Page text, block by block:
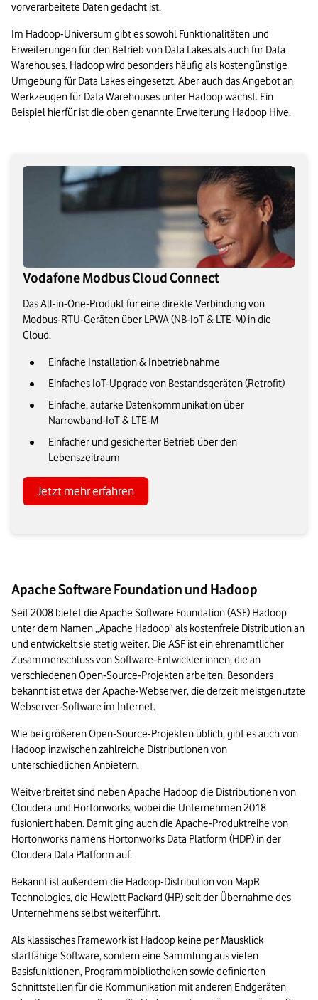
vorverarbeitete Daten gedacht ist.
Im Hadoop-Universum gibt es sowohl Funktionalitäten und
Erweiterungen für den Betrieb von Data Lakes als auch für Data
Warehouses. Hadoop wird besonders häufig als kostengünstige
Umgebung für Data Lakes eingesetzt. Aber auch das Angebot an
Werkzeugen für Data Warehouses unter Hadoop wächst. Ein
Beispiel hierfür ist die oben genannte Erweiterung Hadoop Hive.
Vodafone Modbus Cloud Connect
Das All-in-One-Produkt für eine direkte Verbindung von
Modbus-RTU-Geräten über LPWA (NB-IoT & LTE-M) in die
Cloud.
Einfache Installation & Inbetriebnahme
Einfaches IoT-Upgrade von Bestandsgeräten (Retrofit)
Einfache, autarke Datenkommunikation über
Narrowband-IoT & LTE-M
Einfacher und gesicherter Betrieb über den
Lebenszeitraum
Jetzt mehr erfahren
Apache Software Foundation und Hadoop
Seit 2008 bietet die Apache Software Foundation (ASF) Hadoop
unter dem Namen „Apache Hadoop“ als kostenfreie Distribution an
und entwickelt sie stetig weiter. Die ASF ist ein ehrenamtlicher
Zusammenschluss von Software-Entwickler:innen, die an
verschiedenen Open-Source-Projekten arbeiten. Besonders
bekannt ist etwa der Apache-Webserver, die derzeit meistgenutzte
Webserver-Software im Internet.
Wie bei größeren Open-Source-Projekten üblich, gibt es auch von
Hadoop inzwischen zahlreiche Distributionen von
unterschiedlichen Anbietern.
Weitverbreitet sind neben Apache Hadoop die Distributionen von
Cloudera und Hortonworks, wobei die Unternehmen 2018
fusioniert haben. Damit ging auch die Apache-Produktreihe von
Hortonworks namens Hortonworks Data Platform (HDP) in der
Cloudera Data Platform auf.
Bekannt ist außerdem die Hadoop-Distribution von MapR
Technologies, die Hewlett Packard (HP) seit der Übernahme des
Unternehmens selbst weiterführt.
Als klassisches Framework ist Hadoop keine per Mausklick
startfähige Software, sondern eine Sammlung aus vielen
Basisfunktionen, Programmbibliotheken sowie definierten
Schnittstellen für die Kommunikation mit anderen Endgeräten